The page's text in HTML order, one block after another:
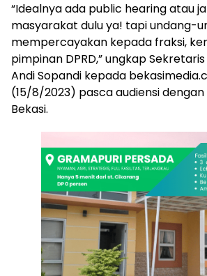
“Idealnya ada public hearing atau
masyarakat dulu ya! tapi undang-
mempercayakan kepada fraksi,
pimpinan DPRD,” ungkap
Andi Sopandi kepada
(15/8/2023) pasca audiensi dengan
Bekasi.